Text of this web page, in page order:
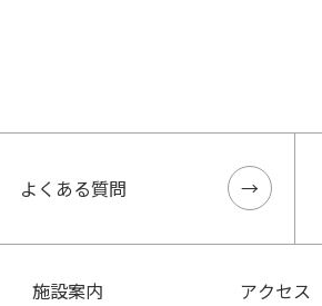
よくある質問
施設案内 アクセス